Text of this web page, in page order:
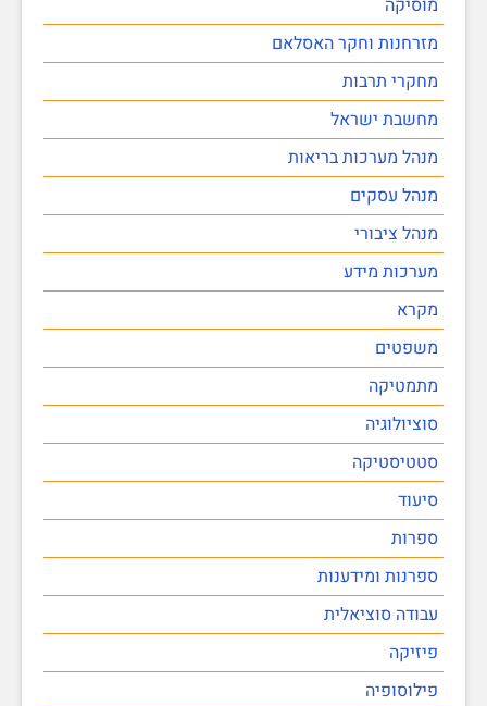
מוסיקה
מזרחנות וחקר האסלאם
מחקרי תרבות
מחשבת ישראל
מנהל מערכות בריאות
מנהל עסקים
מנהל ציבורי
מערכות מידע
מקרא
משפטים
מתמטיקה
סוציולוגיה
סטטיסטיקה
סיעוד
ספרות
ספרנות ומידענות
עבודה סוציאלית
פיזיקה
פילוסופיה